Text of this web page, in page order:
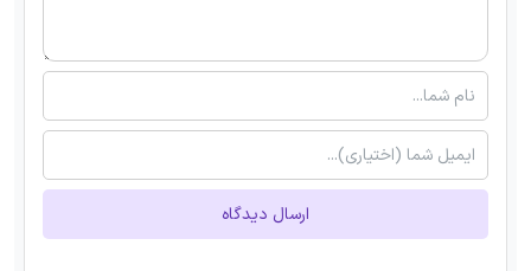
ارسال دیدگاه